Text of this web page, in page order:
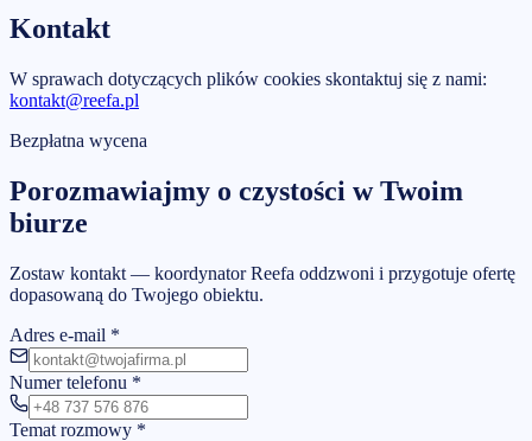
Kontakt
W sprawach dotyczących plików cookies skontaktuj się z nami:
kontakt@reefa.pl
Bezpłatna wycena
Porozmawiajmy o czystości w Twoim
biurze
Zostaw kontakt — koordynator Reefa oddzwoni i przygotuje ofertę
dopasowaną do Twojego obiektu.
Adres e-mail *
Numer telefonu *
Temat rozmowy *